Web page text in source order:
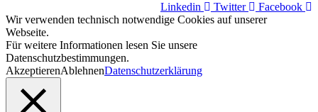
Linkedin Twitter
Facebook
Wir verwenden technisch notwendige Cookies auf unserer
Webseite.
Für weitere Informationen lesen Sie unsere
Datenschutzbestimmungen.
AkzeptierenAblehnenDatenschutzerklärung